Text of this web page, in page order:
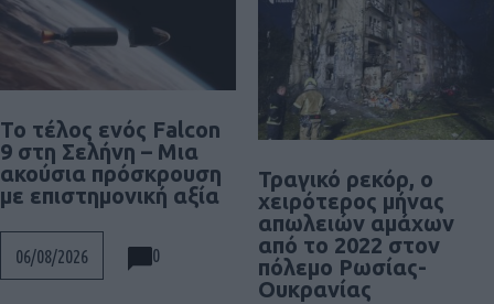
Το τέλος ενός Falcon
9 στη Σελήνη – Μια
ακούσια πρόσκρουση
με επιστημονική αξία
06/08/2026 0
Τραγικό ρεκόρ, ο
χειρότερος μήνας
απωλειών αμάχων
από το 2022 στον
πόλεμο Ρωσίας-
Ουκρανίας